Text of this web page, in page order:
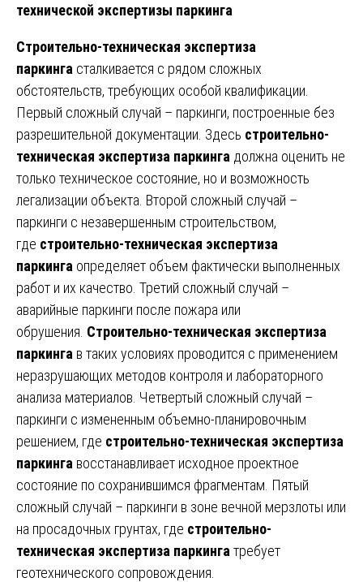
технической экспертизы паркинга
Строительно-техническая экспертиза
паркинга сталкивается с рядом сложных
обстоятельств, требующих особой квалификации.
Первый сложный случай – паркинги, построенные без
разрешительной документации. Здесь строительно-
техническая экспертиза паркинга должна оценить не
только техническое состояние, но и возможность
легализации объекта. Второй сложный случай –
паркинги с незавершенным строительством,
где строительно-техническая экспертиза
паркинга определяет объем фактически выполненных
работ и их качество. Третий сложный случай –
аварийные паркинги после пожара или
обрушения. Строительно-техническая экспертиза
паркинга в таких условиях проводится с применением
неразрушающих методов контроля и лабораторного
анализа материалов. Четвертый сложный случай –
паркинги с измененным объемно-планировочным
решением, где строительно-техническая экспертиза
паркинга восстанавливает исходное проектное
состояние по сохранившимся фрагментам. Пятый
сложный случай – паркинги в зоне вечной мерзлоты или
на просадочных грунтах, где строительно-
техническая экспертиза паркинга требует
геотехнического сопровождения.